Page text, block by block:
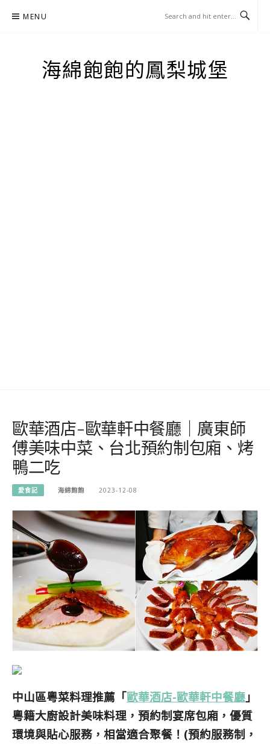
MENU
海綿飽飽的鳳梨城堡
歐華酒店-歐華軒中餐廳｜廣東師
傅美味中菜、台北預約制包廂、烤
鴨二吃
愛食記 海綿飽飽 2023-12-08
中山區粵菜料理推薦「歐華酒店-歐華軒中餐廳 」
粵籍大廚設計美味料理，預約制宴席包廂，優質
環境與貼心服務，相當適合聚餐！(預約服務制，